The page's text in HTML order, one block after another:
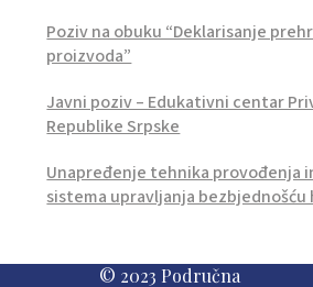
Poziv na obuku “Deklarisanje
proizvoda”
Javni poziv – Edukativni centar
Republike Srpske
Unapređenje tehnika provođenja
sistema upravljanja bezbjednošću
© 2023 Područna